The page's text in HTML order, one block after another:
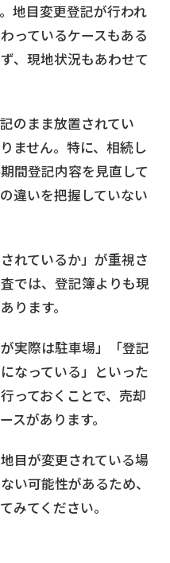
地目変更登記が行われ
っているケースもある
、現地状況もあわせて
のまま放置されてい
ません。特に、相続し
間登記内容を見直して
違いを把握していない
れているか」が重視さ
では、登記簿よりも現
ります。
実際は駐車場」「登記
なっている」といった
っておくことで、売却
スがあります。
目が変更されている場
い可能性があるため、
みてください。